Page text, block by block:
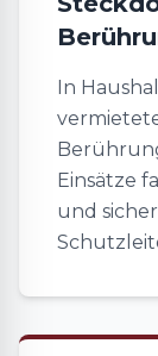
In
Einsätze
und